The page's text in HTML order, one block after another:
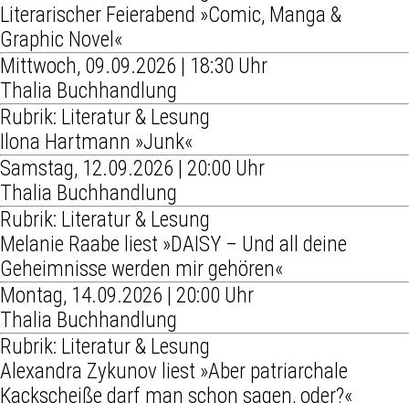
Literarischer Feierabend »Comic, Manga &
Graphic Novel«
Mittwoch, 09.09.2026 | 18:30 Uhr
Thalia Buchhandlung
Rubrik: Literatur & Lesung
Ilona Hartmann »Junk«
Samstag, 12.09.2026 | 20:00 Uhr
Thalia Buchhandlung
Rubrik: Literatur & Lesung
Melanie Raabe liest »DAISY – Und all deine
Geheimnisse werden mir gehören«
Montag, 14.09.2026 | 20:00 Uhr
Thalia Buchhandlung
Rubrik: Literatur & Lesung
Alexandra Zykunov liest »Aber patriarchale
Kackscheiße darf man schon sagen, oder?«